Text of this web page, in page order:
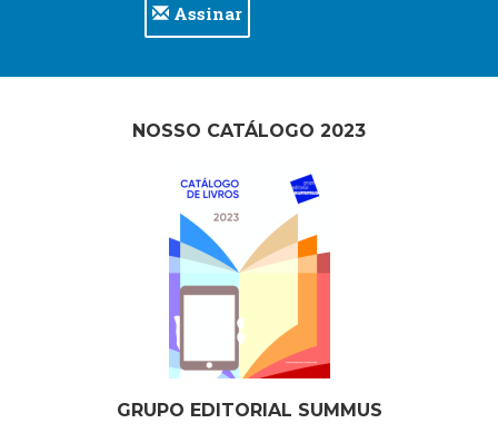
Assinar
NOSSO CATÁLOGO 2023
GRUPO EDITORIAL SUMMUS